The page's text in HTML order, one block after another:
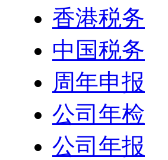
香港税务
中国税务
周年申报
公司年检
公司年报